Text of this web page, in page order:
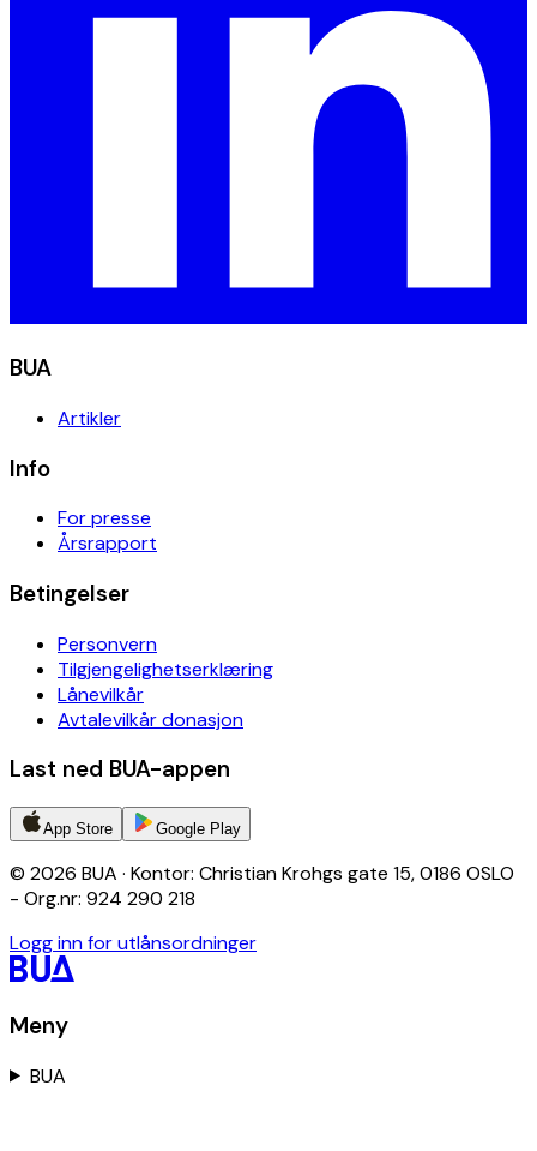
BUA
Artikler
Info
For presse
Årsrapport
Betingelser
Personvern
Tilgjengelighetserklæring
Lånevilkår
Avtalevilkår donasjon
Last ned BUA-appen
App Store Google Play
© 2026 BUA · Kontor: Christian Krohgs gate 15, 0186 OSLO
- Org.nr: 924 290 218
Logg inn for utlånsordninger
Meny
BUA